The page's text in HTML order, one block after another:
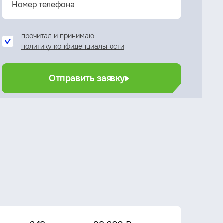
прочитал и принимаю
политику конфиденциальности
Отправить заявку